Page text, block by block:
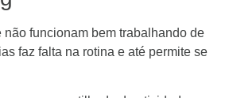
não funcionam bem trabalhando de
faz falta na rotina e até permite se